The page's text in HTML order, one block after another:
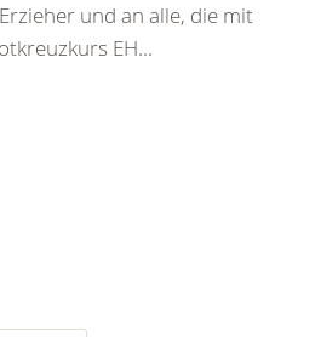
und an alle, die mit
EH...